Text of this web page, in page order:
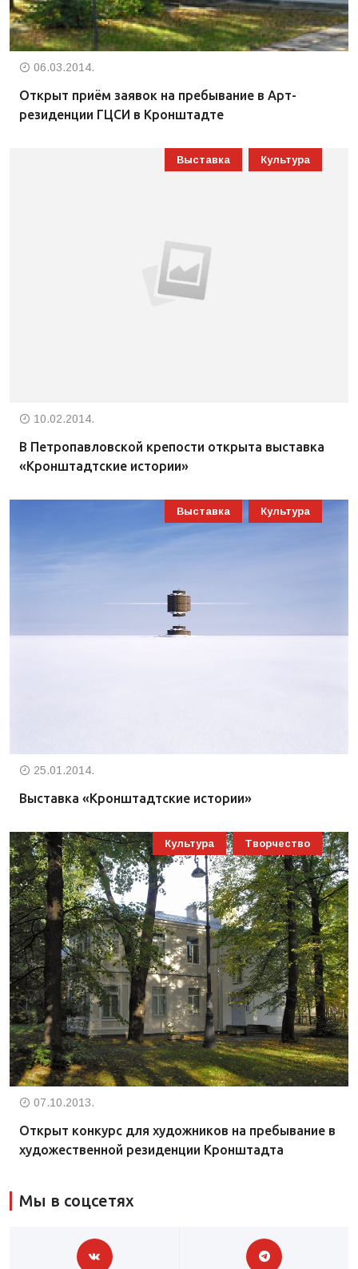
06.03.2014.
Открыт приём заявок на пребывание в Арт-
резиденции ГЦСИ в Кронштадте
Выставка Культура
10.02.2014.
В Петропавловской крепости открыта выставка
«Кронштадтские истории»
Выставка Культура
25.01.2014.
Выставка «Кронштадтские истории»
Культура Творчество
07.10.2013.
Открыт конкурс для художников на пребывание в
художественной резиденции Кронштадта
Мы в соцсетях